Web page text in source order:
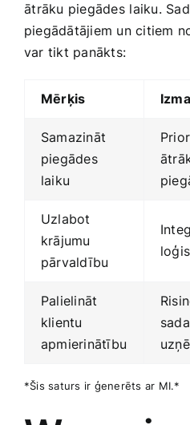
⁤ātrāku piegādes⁤ laiku.⁣
piegādātājiem un citiem
var tikt ‍panākts:
Mērķis
Samazināt
piegādes
laiku
Uzlabot
krājumu
pārvaldību
Palielināt
klientu
apmierinātību
*Šis saturs ir ģenerēts ⁣ar MI.*